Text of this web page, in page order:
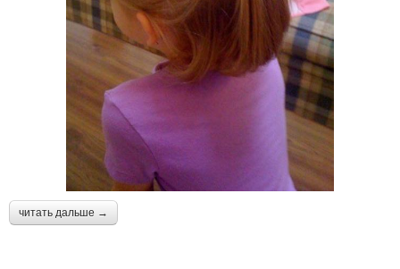
читать дальше →